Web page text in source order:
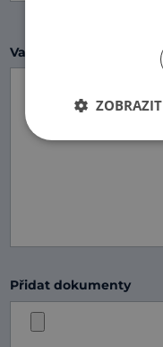
Vaše požadavky
Přidat dokumenty